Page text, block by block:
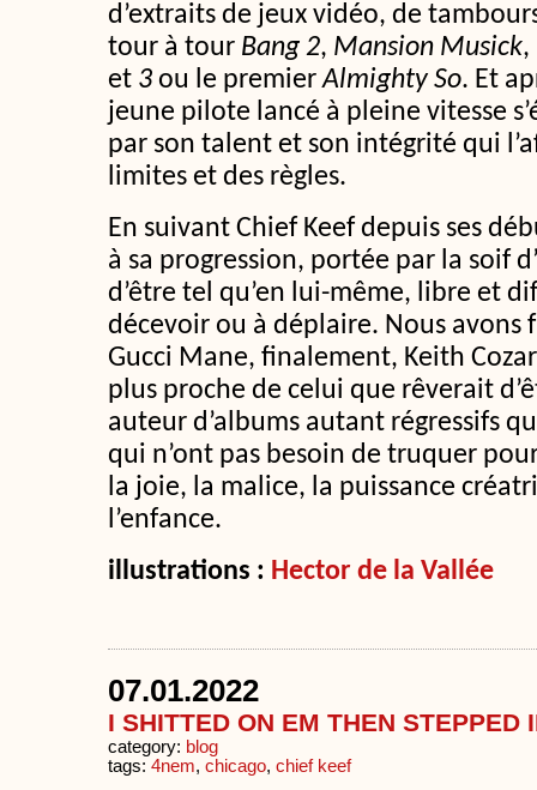
d’extraits de jeux vidéo, de
tour à tour Bang 2, Mansion Musick,
et 3 ou le premierAlmighty So. Et
jeune pilote lancé à pleine vitesse
par son talent et son intégrité qui
limites et des règles.
En suivant Chief Keef depuis ses
à sa progression, portée par la soif
d’être tel qu’en lui-même, libre et
décevoir ou à déplaire. Nous avons
Gucci Mane, finalement, Keith
plus proche de celui que rêverait
auteur d’albums autant régressifs
qui n’ont pas besoin de truquer
la joie, la malice, la puissance
l’enfance.
illustrations : Hector de la Vallée
07.01.2022
I SHITTED ON EM THEN STEPPED
category: blog
tags: 4nem, chicago, chief keef